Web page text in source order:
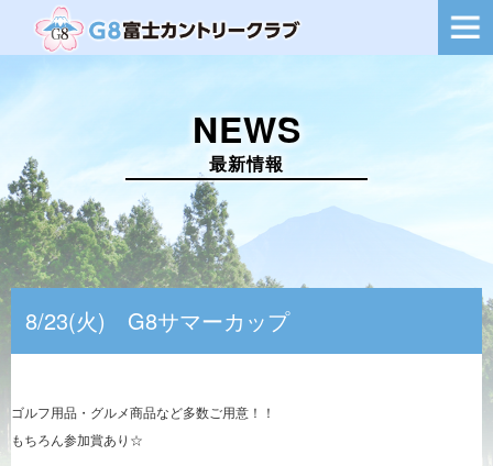
ー
シ
ョ
NEWS
最新情報
8/23(火) G8サマーカップ
ゴルフ用品・グルメ商品など多数ご用意！！
もちろん参加賞あり☆